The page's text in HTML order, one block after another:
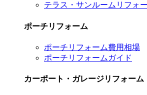
テラス・サンルームリフォ
ポーチリフォーム
ポーチリフォーム費用相場
ポーチリフォームガイド
カーポート・ガレージリフォーム